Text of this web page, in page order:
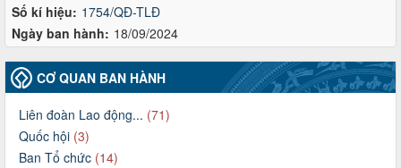
Số kí hiệu: 1754/QĐ-TLĐ
Ngày ban hành: 18/09/2024
CƠ QUAN BAN HÀNH
Liên đoàn Lao động... (71)
Quốc hội (3)
Ban Tổ chức (14)